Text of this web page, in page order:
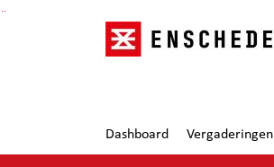
Ga naar de inhoud van deze pagina
Ga naar het zoeken
Ga naar het menu
Dashboard Vergaderingen